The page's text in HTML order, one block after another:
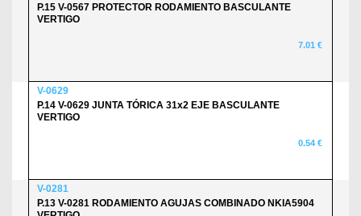
P.15 V-0567 PROTECTOR RODAMIENTO BASCULANTE
VERTIGO
7.01 €
V-0629
P.14 V-0629 JUNTA TÓRICA 31x2 EJE BASCULANTE
VERTIGO
0.54 €
V-0281
P.13 V-0281 RODAMIENTO AGUJAS COMBINADO NKIA5904